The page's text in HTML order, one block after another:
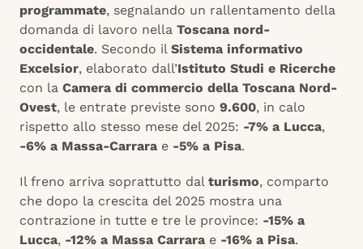
programmate, segnalando un rallentamento della
domanda di lavoro nella Toscana nord-
occidentale. Secondo il Sistema informativo
Excelsior, elaborato dall’Istituto Studi e Ricerche
con la Camera di commercio della Toscana Nord-
Ovest, le entrate previste sono 9.600, in calo
rispetto allo stesso mese del 2025: -7% a Lucca,
-6% a Massa-Carrara e -5% a Pisa.
Il freno arriva soprattutto dal turismo, comparto
che dopo la crescita del 2025 mostra una
contrazione in tutte e tre le province: -15% a
Lucca, -12% a Massa Carrara e -16% a Pisa.